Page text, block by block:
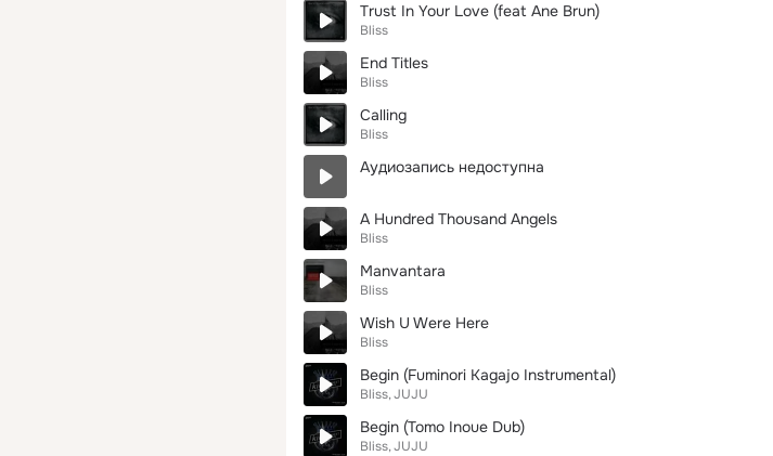
Trust In Your Love (feat Ane Brun)
Bliss
End Titles
Bliss
Calling
Bliss
Аудиозапись недоступна
A Hundred Thousand Angels
Bliss
Manvantara
Bliss
Wish U Were Here
Bliss
Begin (Fuminori Kagajo Instrumental)
Bliss JUJU
Begin (Tomo Inoue Dub)
Bliss JUJU